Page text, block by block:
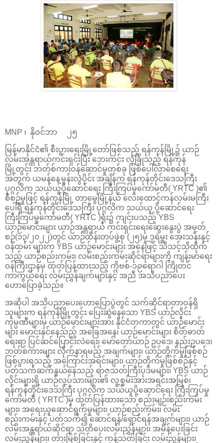
MNP ၊ နိုဝင်ဘာ ၂၅
မြန်မာနိုင်ငံ၏ စီးပွားရေးမြို့တော်ဖြစ်သည့် ရန်ကုန်မြို့၌ ယာဉ်
လမ်းအန္တရာယ်ကင်းရှင်းပြီး ဘေးကင်း လုံခြုံသည့် ရန်ကုန်
မြို့တွင်း ဘတ်စ်ကားဝန်ဆောင်မှုတစ်ခု ဖြစ်ပေါ်လာစေရေး
အတွက် ယမန်နေ့မွန်းလွဲပိုင်း အချိန်က ရန်ကုန်တိုင်းဒေသကြီး
ပုဂ္ဂလိက သယ်ယူပို့ဆောင်ရေး ကြီးကြပ်မှုကော်မတီ( YRTC )၏
စီစဉ်မှုဖြင့် ရန်ကုန်မြို့ တာမွေမြို့နယ် လေးထောင့်ကန်လမ်းမကြီး
ပေါ်ရှိ ရန်ကုန်တိုင်းဒေသကြီး ပုဂ္ဂလိက သယ်ယူ ပို့ဆောင်ရေး
ကြီးကြပ်မှုကော်မတီ( YRTC )ရုံး၌ ကျင်းပသည့် YBS
ယာဉ်မောင်းများ ယာဉ်အန္တရာယ် ကင်းရှင်းရေးဆွေးနွေးပွဲ အမှတ်
စဉ်(၁၃/၂၀၂၂)တွင် ယာဉ်ထိန်းတပ်ဖွဲ့စု (၂၅)မှ ဒုရဲမှူး အေးသန်းနှင့်
ဝန်ထမ်း များက YBS ယာဉ်မောင်းများ အနေဖြင့် သိသင့်သိထိုက်
သည့် ယာဉ်စည်းကမ်း၊ လမ်းစည်းကမ်းဆိုင်ရာများကို ကျန်းမာရေး
ဝန်ကြီးဌာနမှ ထုတ်ပြန်ထားသည့် ကိုဗစ်-၁၉ရောဂါ ကြိုတင်
ကာကွယ်ရေး လမ်းညွှန်ချက်များနှင့် အညီ အသိပညာပေး‌
ဟောပြောခဲ့သည်။
အဆိုပါ အသိပညာပေးဟောပြောပွဲတွင် သက်ဆိုင်ရာတာဝန်ရှိ
သူများက ရန်ကုန်မြို့တွင်း ပြေးဆွဲနေသော YBS ယာဉ်လိုင်း
ကုမ္ပဏီများမှ ယာဉ်မောင်းများအား နိုင်ငံတကာတွင် ယာဉ်မောင်း
များ မောင်းနှင်နေသည့် အခြေအနေ၊ ယာဉ်မောင်းများ စိတ်ဓာတ်
ရေးရာ ပြင်ဆင်ပြောင်းလဲရေး၊ မော်တော်ယာဉ် ဥပဒေ၊ နည်းဥပဒေ၊
ဘတ်စ်ကားများ လိုက်နာရမည့် အချက်များ၊ ယာဉ်တိုက်မှုဖြစ်စဉ်
ဖြစ်ပွားရသည့် အကြောင်းအရင်းများ၊ ယာဉ်တိုက်မှုဖြစ်စဉ်နှင့်
ပတ်သက်ဆက်နွယ်နေသည့် ရာဇသတ်ကြီးပုဒ်မများ၊ YBS ယာဉ်
လိုင်းများရှိ ယာဉ်လုပ်သားများ၏ လူ့စွမ်းအားအရင်းအမြစ်၊
ရန်ကုန်တိုင်းဒေသကြီး ပုဂ္ဂလိက သယ်ယူပို့ဆောင်ရေး ကြီးကြပ်မှု
ကော်မတီ ( YRTC )မှ ထုတ်ပြန်ထားသော စည်းမျဉ်းစည်းကမ်း
များ၊ အရေးယူဆောင်ရွက်မှုများ၊ ယာဉ်စည်းကမ်း၊ လမ်း
စည်းကမ်းနှင့် ပတ်သက်၍ ဆောင်ရန်/ရှောင်ရန်အချက်များ၊ ယာဉ်
လမ်းအန္တရာယ်ဆိုင်ရာ သတိပေးလမ်းညွှန်များ၊ အမိန့်ပေးခြင်း
လမ်းညွှန်များ၊ တားမြစ်ခြင်းနှင့် ကန့်သတ်ခြင်း လမ်းညွှန်များ၊